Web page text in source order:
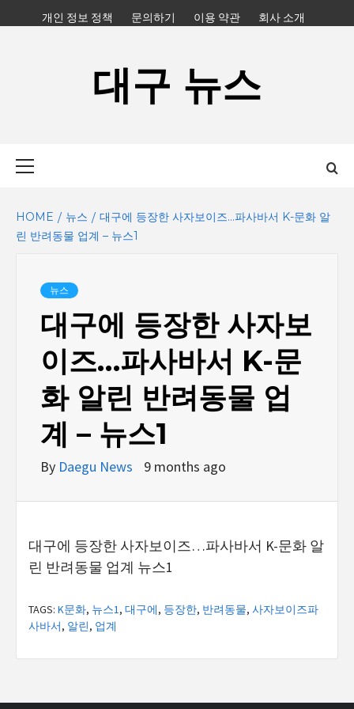
to
개인 정보 정책 문의하기 이용 약관 회사 소개
대구 뉴스
HOME 뉴스
대구에 등장한 사자보이즈…파사바서 K-문화 알
린 반려동물 업계 – 뉴스1
뉴스
대구에 등장한 사자보
이즈…파사바서 K-문
화 알린 반려동물 업
계 – 뉴스1
By Daegu News 9 months ago
대구에 등장한 사자보이즈…파사바서 K-문화 알
린 반려동물 업계 뉴스1
TAGS: K문화, 뉴스1, 대구에, 등장한, 반려동물, 사자보이즈파
사바서, 알린, 업계